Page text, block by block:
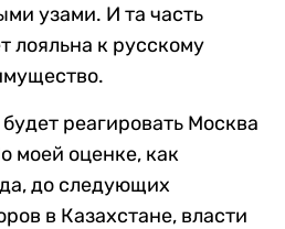
узами. И та часть
лояльна к русскому
реагировать Москва
моей оценке, как
до следующих
в Казахстане, власти